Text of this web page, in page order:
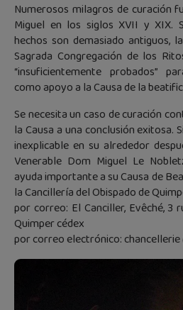
Numerosos milagros de curación
Miguel en los siglos XVII y XIX.
hechos son demasiado antiguos,
Sagrada Congregación de los
“insuficientemente probados”
como apoyo a la Causa de la
Se necesita un caso de curación
la Causa a una conclusión exitosa.
inexplicable en su alrededor
Venerable Dom Miguel Le
ayuda importante a su Causa de
la Cancillería del Obispado de
por correo: El Canciller, Evêché, 3
Quimper cédex
por correo electrónico: